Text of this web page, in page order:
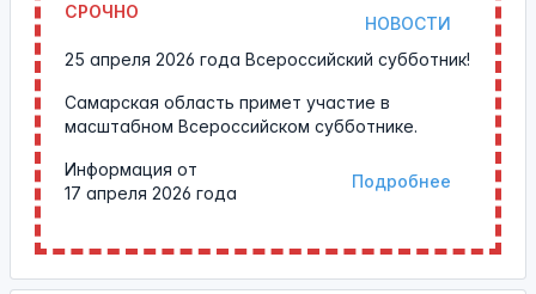
СРОЧНО
НОВОСТИ
25 апреля 2026 года Всероссийский субботник!
Самарская область примет участие в
масштабном Всероссийском субботнике.
Подробнее
Информация от
17 апреля 2026 года